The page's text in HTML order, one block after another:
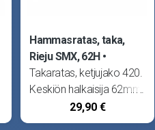
Hammasratas, taka,
Rieju SMX, 62H
Takaratas, ketjujako 420.
Keskiön halkaisija 62mm.
Sopii Motorhispania
RX50 08-, RYZ SM Pro,
29,90 €